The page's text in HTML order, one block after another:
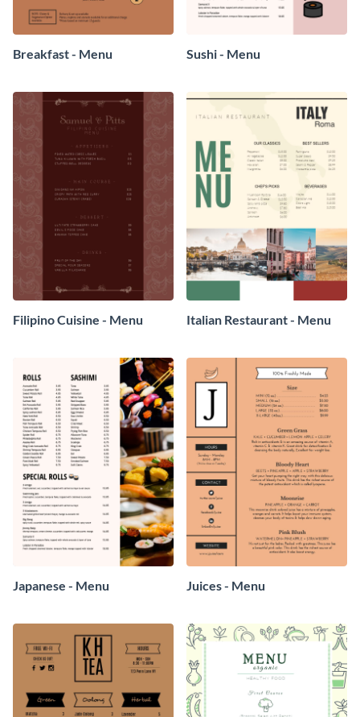
Breakfast - Menu Sushi - Menu
Filipino Cuisine - Menu Italian Restaurant - Menu
Japanese - Menu Juices - Menu